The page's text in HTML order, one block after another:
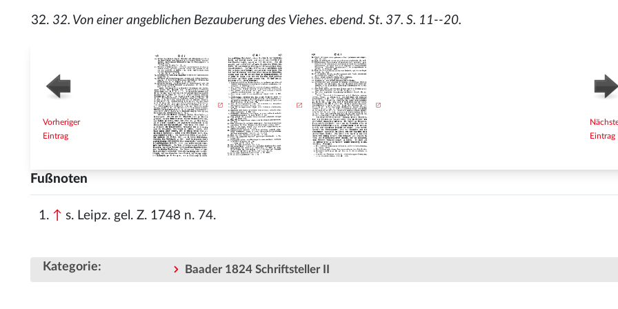
32. Von einer angeblichen Bezauberung des Viehes. ebend. St. 37. S. 11--20.
Vorheriger
Eintrag
Eintrag
Fußnoten
↑ s. Leipz. gel. Z. 1748 n. 74.
Kategorie: Baader 1824 Schriftsteller II